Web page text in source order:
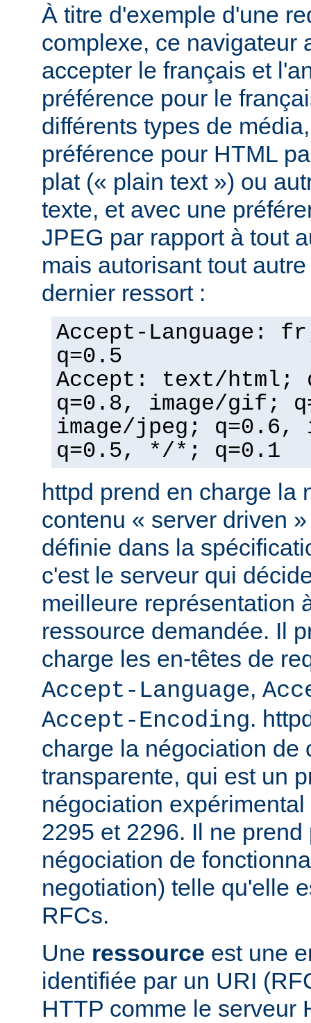
À titre d'exemple d'une
complexe, ce navigateur
accepter le français et
préférence pour le
différents types de
préférence pour HTML
plat (« plain text ») ou
texte, et avec une
JPEG par rapport à tout
mais autorisant tout
dernier ressort :
Accept-Language:
q=0.5
Accept: text/html;
q=0.8, image/gif;
image/jpeg; q=0.6,
q=0.5, */*; q=0.1
httpd prend en charge la
contenu « server driven
définie dans la
c'est le serveur qui
meilleure représentation
ressource demandée. Il
charge les en-têtes de
Accept-Language,
Accept-Encoding.
charge la négociation de
transparente, qui est un
négociation
2295 et 2296. Il ne
négociation de
negotiation) telle qu'elle
RFCs.
Une ressource est une
identifiée par un URI
HTTP comme le serveur